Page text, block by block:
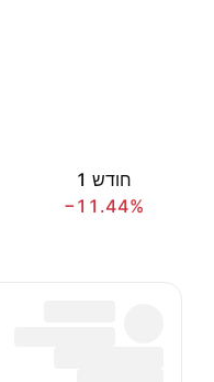
חודש ‎1‎
−11.44%